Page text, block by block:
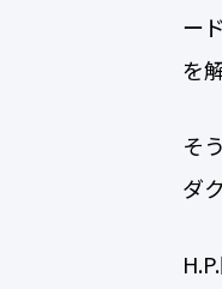
ー
を
そ
ダ